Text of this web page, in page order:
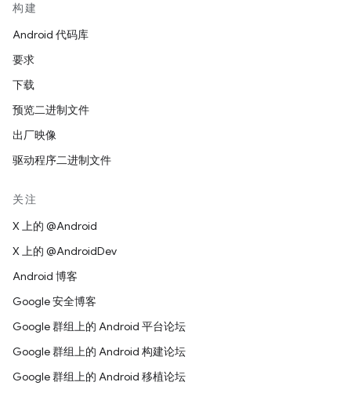
构建
Android 代码库
要求
下载
预览二进制文件
出厂映像
驱动程序二进制文件
关注
X 上的 @Android
X 上的 @AndroidDev
Android 博客
Google 安全博客
Google 群组上的 Android 平台论坛
Google 群组上的 Android 构建论坛
Google 群组上的 Android 移植论坛